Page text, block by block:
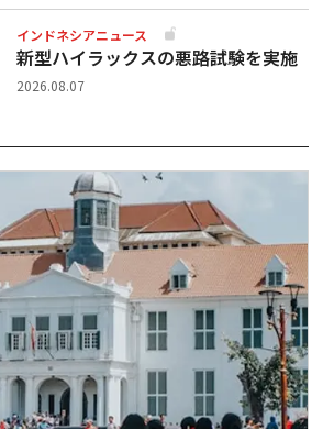
インドネシアニュース
新型ハイラックスの悪路試験を実施
2026.08.07